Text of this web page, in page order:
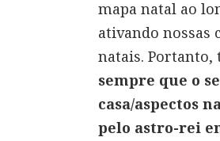
mapa natal ao
ativando nossas
natais. Portanto,
sempre que o
casa/aspectos
pelo astro-rei